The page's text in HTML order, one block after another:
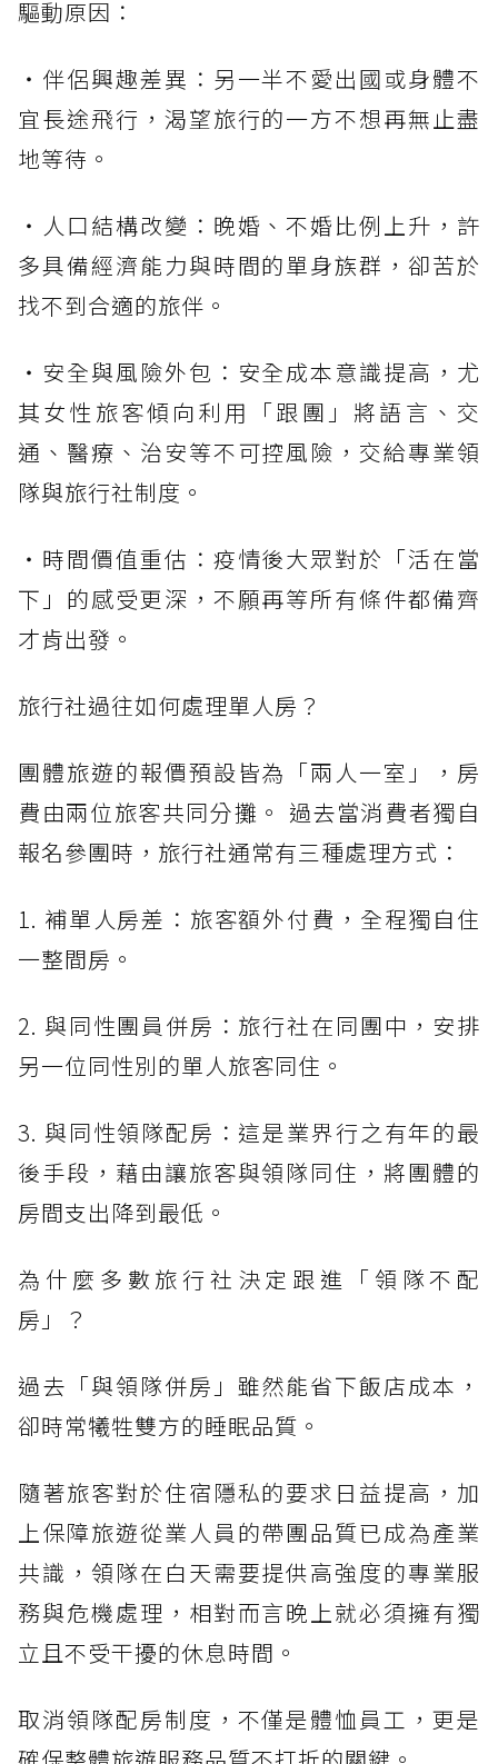
驅動原因：
・伴侶興趣差異：另一半不愛出國或身體不
宜長途飛行，渴望旅行的一方不想再無止盡
地等待。
・人口結構改變：晚婚、不婚比例上升，許
多具備經濟能力與時間的單身族群，卻苦於
找不到合適的旅伴。
・安全與風險外包：安全成本意識提高，尤
其女性旅客傾向利用「跟團」將語言、交
通、醫療、治安等不可控風險，交給專業領
隊與旅行社制度。
・時間價值重估：疫情後大眾對於「活在當
下」的感受更深，不願再等所有條件都備齊
才肯出發。
旅行社過往如何處理單人房？
團體旅遊的報價預設皆為「兩人一室」，房
費由兩位旅客共同分攤。 過去當消費者獨自
報名參團時，旅行社通常有三種處理方式：
1. 補單人房差：旅客額外付費，全程獨自住
一整間房。
2. 與同性團員併房：旅行社在同團中，安排
另一位同性別的單人旅客同住。
3. 與同性領隊配房：這是業界行之有年的最
後手段，藉由讓旅客與領隊同住，將團體的
房間支出降到最低。
為什麼多數旅行社決定跟進「領隊不配
房」？
過去「與領隊併房」雖然能省下飯店成本，
卻時常犧牲雙方的睡眠品質。
隨著旅客對於住宿隱私的要求日益提高，加
上保障旅遊從業人員的帶團品質已成為產業
共識，領隊在白天需要提供高強度的專業服
務與危機處理，相對而言晚上就必須擁有獨
立且不受干擾的休息時間。
取消領隊配房制度，不僅是體恤員工，更是